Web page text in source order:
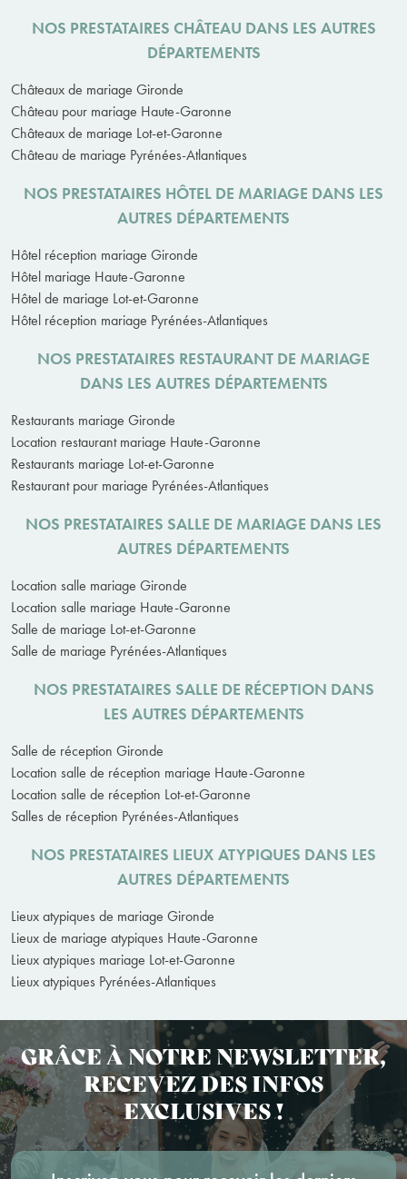
NOS PRESTATAIRES CHÂTEAU DANS LES AUTRES
DÉPARTEMENTS
Châteaux de mariage Gironde
Château pour mariage Haute-Garonne
Châteaux de mariage Lot-et-Garonne
Château de mariage Pyrénées-Atlantiques
NOS PRESTATAIRES HÔTEL DE MARIAGE DANS LES
AUTRES DÉPARTEMENTS
Hôtel réception mariage Gironde
Hôtel mariage Haute-Garonne
Hôtel de mariage Lot-et-Garonne
Hôtel réception mariage Pyrénées-Atlantiques
NOS PRESTATAIRES RESTAURANT DE MARIAGE
DANS LES AUTRES DÉPARTEMENTS
Restaurants mariage Gironde
Location restaurant mariage Haute-Garonne
Restaurants mariage Lot-et-Garonne
Restaurant pour mariage Pyrénées-Atlantiques
NOS PRESTATAIRES SALLE DE MARIAGE DANS LES
AUTRES DÉPARTEMENTS
Location salle mariage Gironde
Location salle mariage Haute-Garonne
Salle de mariage Lot-et-Garonne
Salle de mariage Pyrénées-Atlantiques
NOS PRESTATAIRES SALLE DE RÉCEPTION DANS
LES AUTRES DÉPARTEMENTS
Salle de réception Gironde
Location salle de réception mariage Haute-Garonne
Location salle de réception Lot-et-Garonne
Salles de réception Pyrénées-Atlantiques
NOS PRESTATAIRES LIEUX ATYPIQUES DANS LES
AUTRES DÉPARTEMENTS
Lieux atypiques de mariage Gironde
Lieux de mariage atypiques Haute-Garonne
Lieux atypiques mariage Lot-et-Garonne
Lieux atypiques Pyrénées-Atlantiques
GRÂCE À NOTRE NEWSLETTER,
RECEVEZ DES INFOS
EXCLUSIVES !